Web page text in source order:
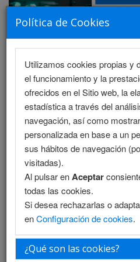
Política de Cookies
Utilizamos cookies propias y
el funcionamiento y la
ofrecidos en el Sitio web, la
estadística a través del
navegación, así como
personalizada en base a un
sus hábitos de navegación
visitadas).
Al pulsar enAceptar
todas las cookies.
Si desea rechazarlas o
enConfiguración de cookies.
¿Qué son las cookies?
MENU
Programa Científico - Salón 1
Programa Científico - Salón 2
Programa Enfermería
Programa Enfermería (PDF)
Programa PDF
Plantilla